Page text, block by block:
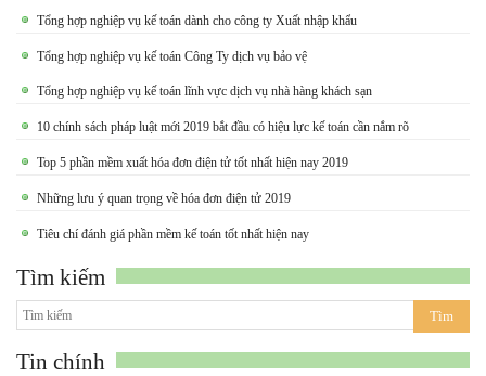
Tổng hợp nghiệp vụ kế toán dành cho công ty Xuất nhập khẩu
Tổng hợp nghiệp vụ kế toán Công Ty dịch vụ bảo vệ
Tổng hợp nghiệp vụ kế toán lĩnh vực dịch vụ nhà hàng khách sạn
10 chính sách pháp luật mới 2019 bắt đầu có hiệu lực kế toán cần nắm rõ
Top 5 phần mềm xuất hóa đơn điện tử tốt nhất hiện nay 2019
Những lưu ý quan trọng về hóa đơn điện tử 2019
Tiêu chí đánh giá phần mềm kế toán tốt nhất hiện nay
Tìm kiếm
Tin chính